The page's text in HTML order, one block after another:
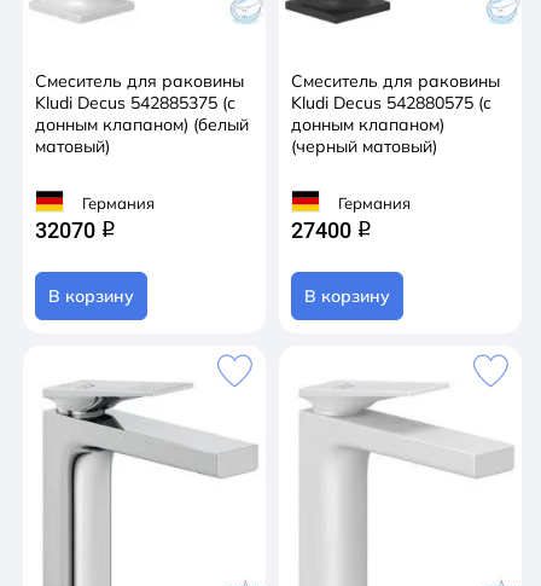
Смеситель для раковины
Kludi Decus 542885375 (с
донным клапаном) (белый
матовый)
Германия
32070 q
В корзину
Смеситель для раковины
Kludi Decus 542880575 (с
донным клапаном)
(черный матовый)
Германия
27400 q
В корзину